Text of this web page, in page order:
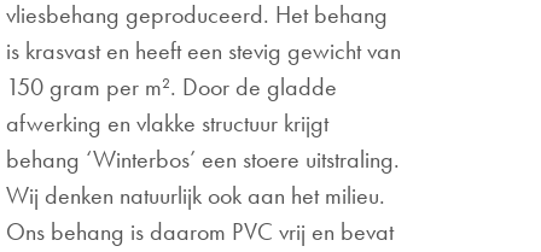
vliesbehang geproduceerd. Het behang
is krasvast en heeft een stevig gewicht van
150 gram per m². Door de gladde
afwerking en vlakke structuur krijgt
behang ‘Winterbos’ een stoere uitstraling.
Wij denken natuurlijk ook aan het milieu.
Ons behang is daarom PVC vrij en bevat